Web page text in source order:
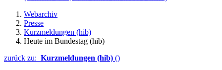
Webarchiv
Presse
Kurzmeldungen (hib)
Heute im Bundestag (hib)
zurück zu: Kurzmeldungen (hib) ()